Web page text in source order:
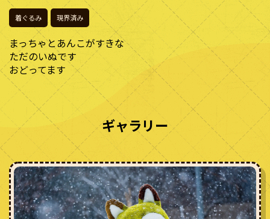
着ぐるみ 現界済み
まっちゃとあんこがすきな
ただのいぬです
おどってます
ギャラリー